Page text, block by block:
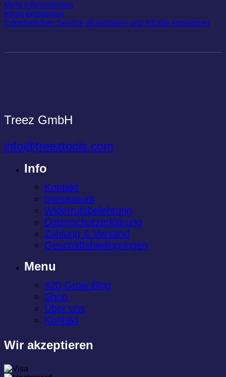
Mehr Informationen
Inhalt entsperren
Erforderlichen Service akzeptieren und Inhalte entsperren
Treez GmbH
info@treeztools.com
Info
Kontakt
Impressum
Widerrufsbelehrung
Datenschutzerklärung
Zahlung & Versand
Geschäftsbedingungen
Menu
420 Grow Blog
Shop
Über uns
Kontakt
Wir akzeptieren